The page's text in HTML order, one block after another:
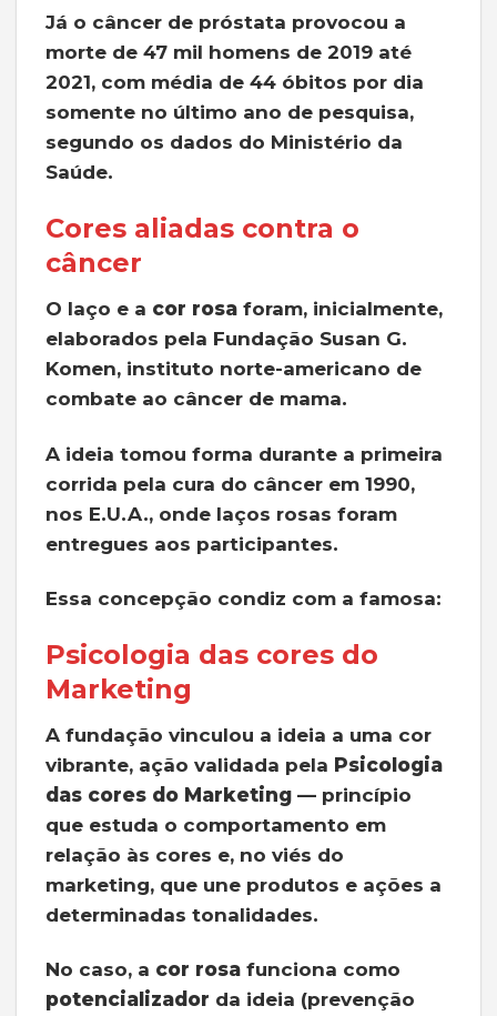
Já o câncer de próstata provocou a
morte de 47 mil homens de 2019 até
2021, com média de 44 óbitos por dia
somente no último ano de pesquisa,
segundo os dados do Ministério da
Saúde.
Cores aliadas contra o
câncer
O laço e a cor rosaforam, inicialmente,
elaborados pela Fundação Susan G.
Komen, instituto norte-americano de
combate ao câncer de mama.
A ideia tomou forma durante a primeira
corrida pela cura do câncer em 1990,
nos E.U.A., onde laços rosas foram
entregues aos participantes.
Essa concepção condiz com a famosa:
Psicologia das cores do
Marketing
A fundação vinculou a ideia a uma cor
vibrante, ação validada pela Psicologia
das cores do Marketing— princípio
que estuda o comportamento em
relação às cores e, no viés do
marketing, que une produtos e ações a
determinadas tonalidades.
No caso, a cor rosafunciona como
potencializador da ideia (prevenção